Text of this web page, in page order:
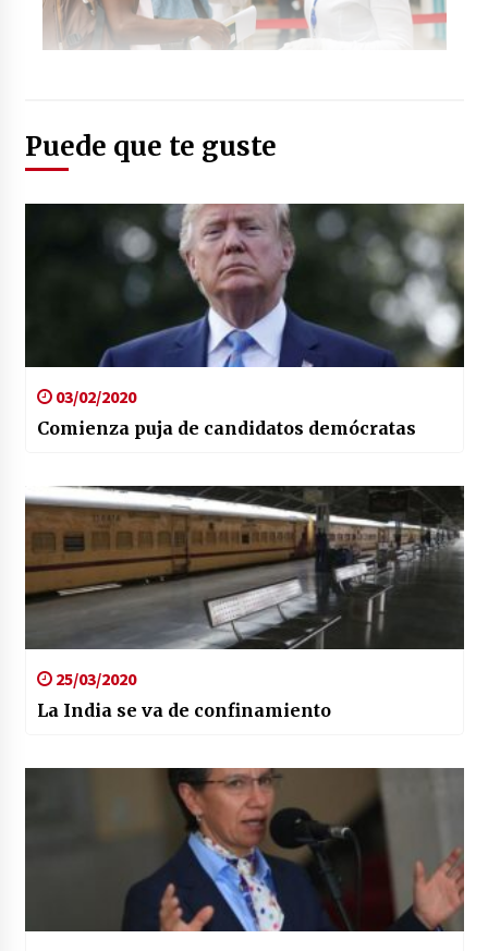
Puede que te guste
03/02/2020
Comienza puja de candidatos demócratas
25/03/2020
La India se va de confinamiento